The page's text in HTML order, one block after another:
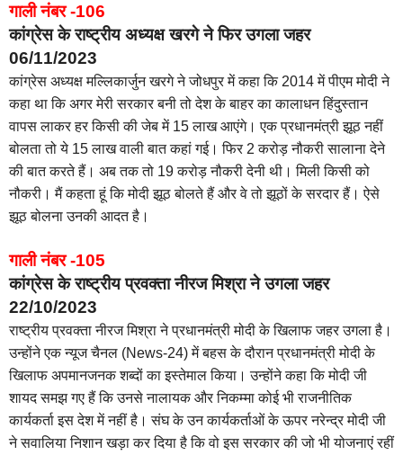
गाली नंबर -106
कांग्रेस के राष्ट्रीय अध्यक्ष खरगे ने फिर उगला जहर
06/11/2023
कांग्रेस अध्यक्ष मल्लिकार्जुन खरगे ने जोधपुर में कहा कि 2014 में पीएम मोदी ने
कहा था कि अगर मेरी सरकार बनी तो देश के बाहर का कालाधन हिंदुस्तान
वापस लाकर हर किसी की जेब में 15 लाख आएंगे। एक प्रधानमंत्री झूठ नहीं
बोलता तो ये 15 लाख वाली बात कहां गई। फिर 2 करोड़ नौकरी सालाना देने
की बात करते हैं। अब तक तो 19 करोड़ नौकरी देनी थी। मिली किसी को
नौकरी। मैं कहता हूं कि मोदी झूठ बोलते हैं और वे तो झूठों के सरदार हैं। ऐसे
झूठ बोलना उनकी आदत है।
गाली नंबर -105
कांग्रेस के राष्ट्रीय प्रवक्ता नीरज मिश्रा ने उगला जहर
22/10/2023
राष्ट्रीय प्रवक्ता नीरज मिश्रा ने प्रधानमंत्री मोदी के खिलाफ जहर उगला है।
उन्होंने एक न्यूज चैनल (News-24) में बहस के दौरान प्रधानमंत्री मोदी के
खिलाफ अपमानजनक शब्दों का इस्तेमाल किया। उन्होंने कहा कि मोदी जी
शायद समझ गए हैं कि उनसे नालायक और निकम्मा कोई भी राजनीतिक
कार्यकर्ता इस देश में नहीं है। संघ के उन कार्यकर्ताओं के ऊपर नरेन्द्र मोदी जी
ने सवालिया निशान खड़ा कर दिया है कि वो इस सरकार की जो भी योजनाएं रहीं